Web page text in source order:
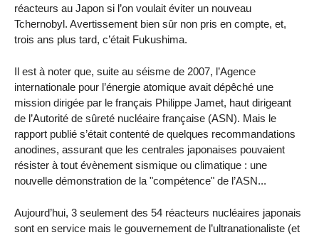
réacteurs au Japon si l’on voulait éviter un nouveau
Tchernobyl. Avertissement bien sûr non pris en compte, et,
trois ans plus tard, c’était Fukushima.
Il est à noter que, suite au séisme de 2007, l’Agence
internationale pour l’énergie atomique avait dépêché une
mission dirigée par le français Philippe Jamet, haut dirigeant
de l’Autorité de sûreté nucléaire française (ASN). Mais le
rapport publié s’était contenté de quelques recommandations
anodines, assurant que les centrales japonaises pouvaient
résister à tout évènement sismique ou climatique : une
nouvelle démonstration de la "compétence" de l’ASN...
Aujourd’hui, 3 seulement des 54 réacteurs nucléaires japonais
sont en service mais le gouvernement de l’ultranationaliste (et